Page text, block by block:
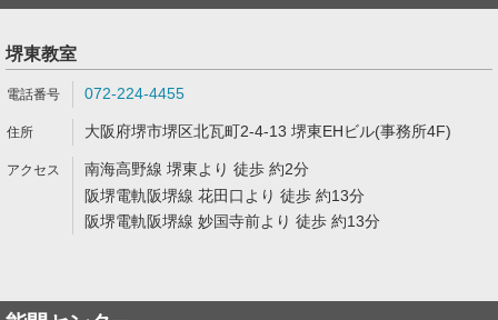
堺東教室
072-224-4455
大阪府堺市堺区北瓦町2-4-13 堺東EHビル(事務所4F)
南海高野線 堺東より 徒歩 約2分
阪堺電軌阪堺線 花田口より 徒歩 約13分
阪堺電軌阪堺線 妙国寺前より 徒歩 約13分